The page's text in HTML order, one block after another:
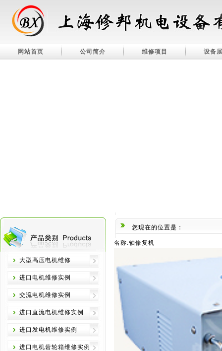
网站首页 公司简介 维修项目 设备
大型高压电机维修
进口电机维修实例
交流电机维修实例
进口直流电机维修实例
进口发电机维修实例
进口电机齿轮箱维修实例
您现在的位置是：
名称:轴修复机